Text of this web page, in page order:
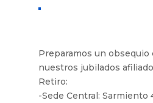
Preparamos un obsequio
nuestros jubilados
Retiro:
-Sede Central: Sarmiento